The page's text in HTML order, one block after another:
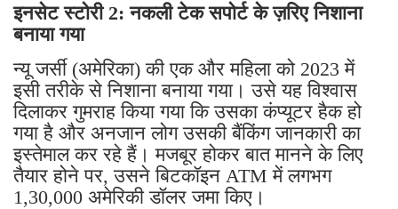
इनसेट स्टोरी 2: नकली टेक सपोर्ट के ज़रिए निशाना
बनाया गया
न्यू जर्सी (अमेरिका) की एक और महिला को 2023 में
इसी तरीके से निशाना बनाया गया। उसे यह विश्वास
दिलाकर गुमराह किया गया कि उसका कंप्यूटर हैक हो
गया है और अनजान लोग उसकी बैंकिंग जानकारी का
इस्तेमाल कर रहे हैं। मजबूर होकर बात मानने के लिए
तैयार होने पर, उसने बिटकॉइन ATM में लगभग
1,30,000 अमेरिकी डॉलर जमा किए।